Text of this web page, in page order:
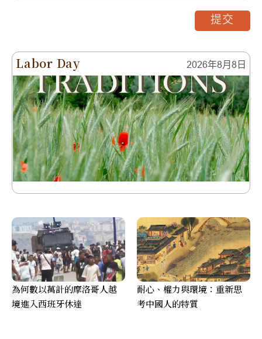
Labor Day 2026年8月8日
提交
為何數以萬計的摩洛哥人越
境進入西班牙休達
耐心、權力與環境：重新思
考中國人的特質